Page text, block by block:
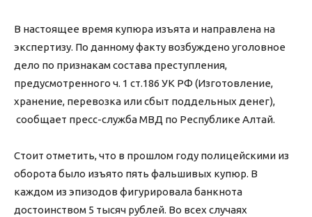
В настоящее время купюра изъята и направлена на
экспертизу. По данному факту возбуждено уголовное
дело по признакам состава преступления,
предусмотренного ч. 1 ст.186 УК РФ (Изготовление,
хранение, перевозка или сбыт поддельных денег),
сообщает пресс-служба МВД по Республике Алтай.
Стоит отметить, что в прошлом году полицейскими из
оборота было изъято пять фальшивых купюр. В
каждом из эпизодов фигурировала банкнота
достоинством 5 тысяч рублей. Во всех случаях